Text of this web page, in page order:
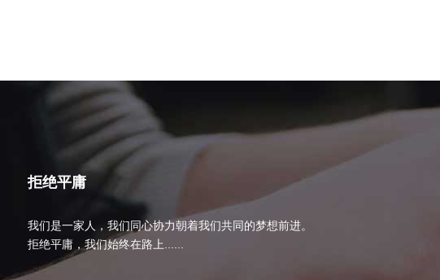
拒绝平庸
我们是一家人，我们同心协力朝着我们共同的梦想前进。
拒绝平庸，我们始终在路上......